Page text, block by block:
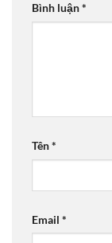
Bình luận*
Tên*
Email *